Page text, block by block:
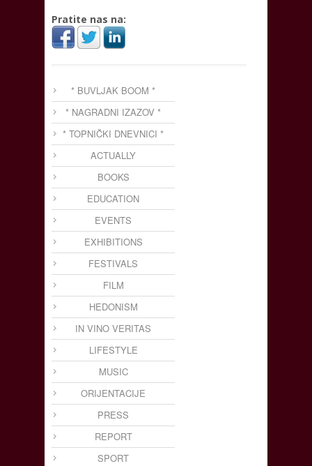
Pratite nas na:
* BUVLJAK BOOM *
* NAGRADNI IZAZOV *
* TOPNIČKI DNEVNICI *
ACTUALLY
BOOKS
EDUCATION
EVENTS
EXHIBITIONS
FESTIVALS
FILM
HEDONISM
IN VINO VERITAS
LIFESTYLE
MUSIC
ORIJENTACIJE
PRESS
REPORT
SPORT